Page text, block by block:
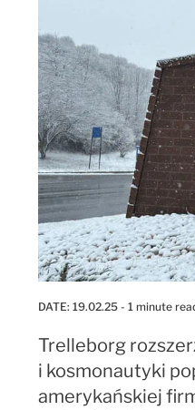
DATE: 19.02.25 - 1 minute
Trelleborg
i kosmonautyki
amerykańskiej